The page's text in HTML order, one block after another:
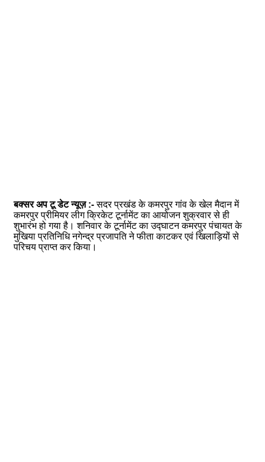
बक्सर अप टू डेट न्यूज़ :-सदर प्रखंड के कमरपुर गांव के खेल मैदान में
कमरपुर प्रीमियर लीग क्रिकेट टूर्नामेंट का आयोजन शुक्रवार से ही
शुभारंभ हो गया है। शनिवार के टूर्नामेंट का उद्घाटन कमरपुर पंचायत के
मुखिया प्रतिनिधि नगेन्द्र प्रजापति ने फीता काटकर एवं खिलाड़ियों से
परिचय प्राप्त कर किया।